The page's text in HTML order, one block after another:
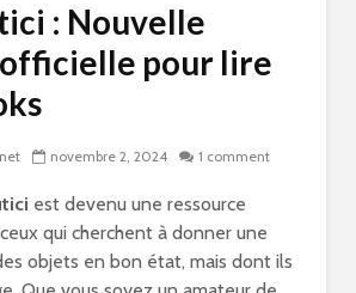
: Nouvelle
pour lire
novembre 2, 2024 1 comment
est devenu une ressource
qui cherchent à donner une
objets en bon état, mais dont ils